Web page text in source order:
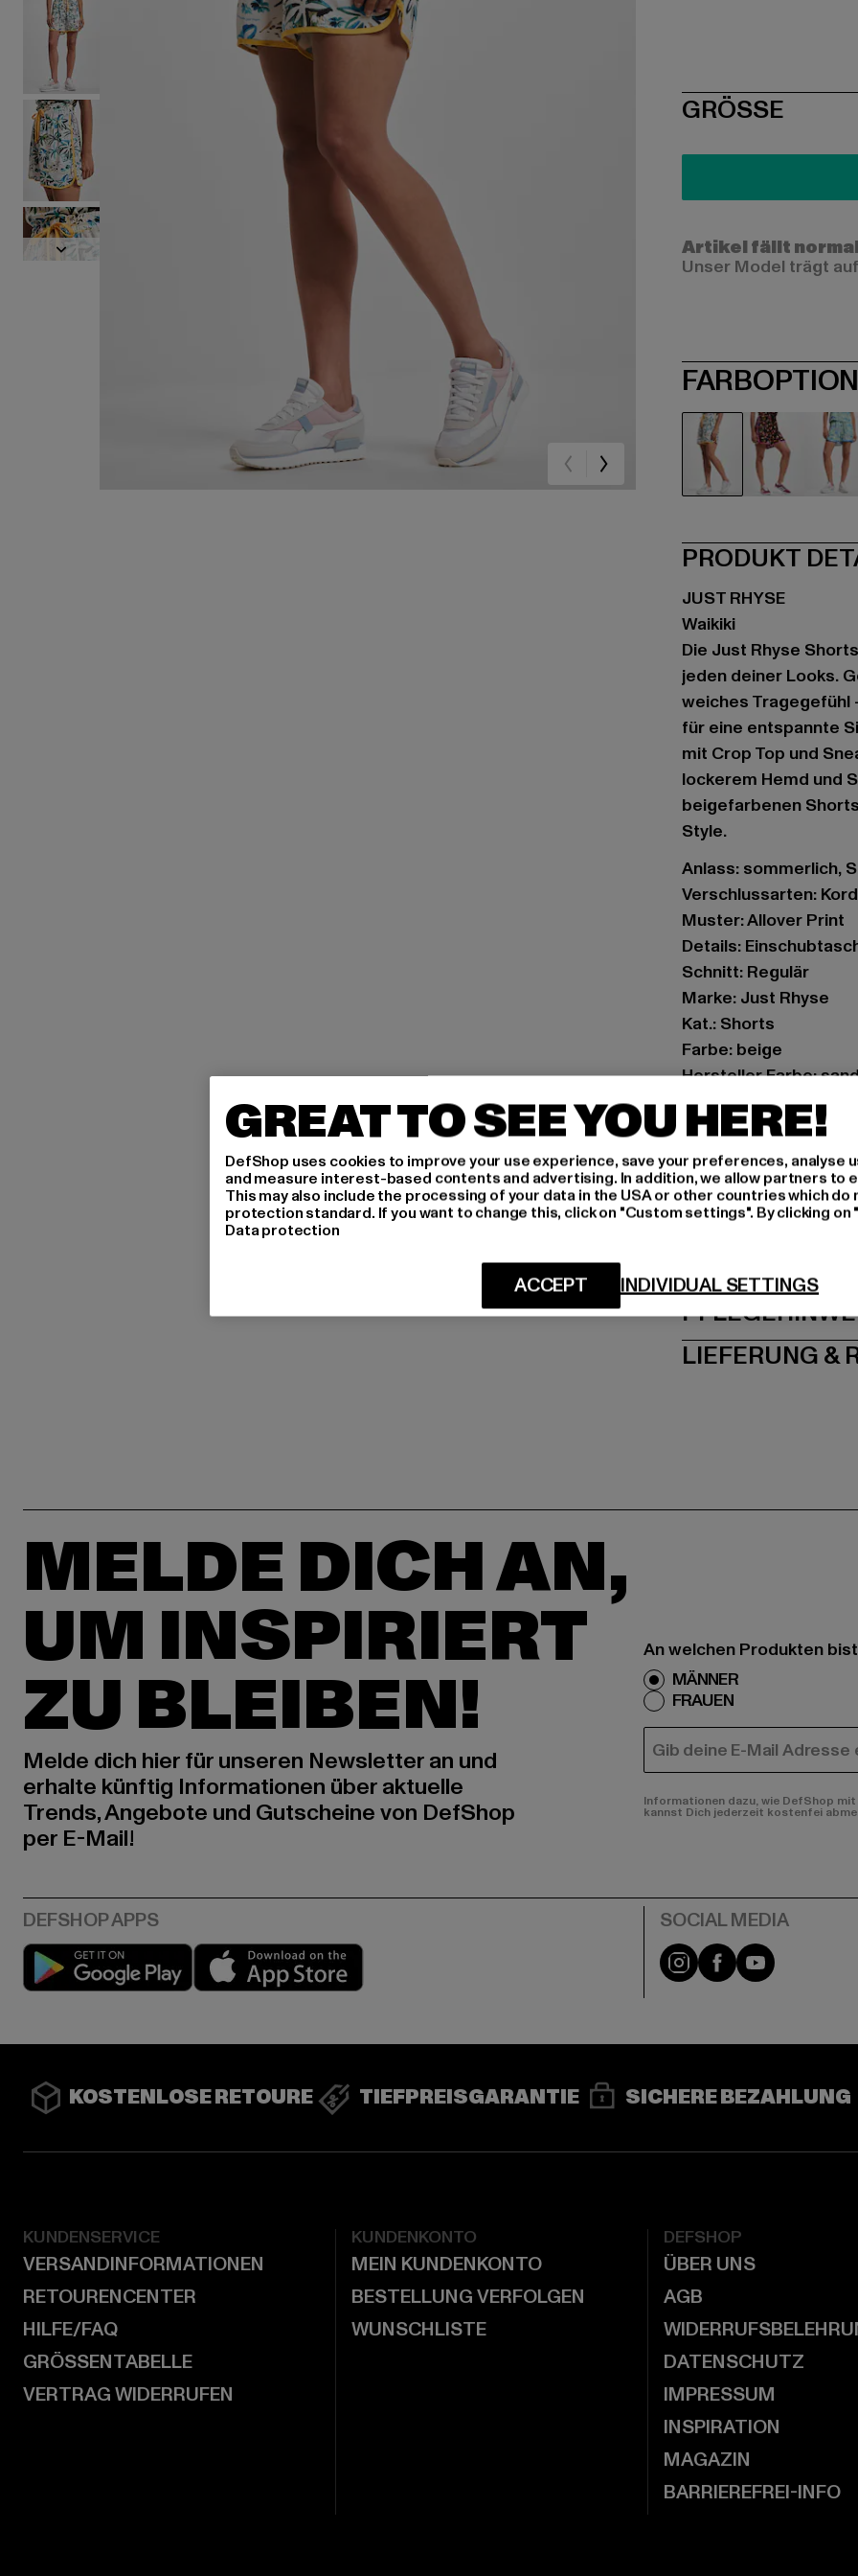
SIZE
GRÖSSE
Artikel fällt
Unser Model trägt
PRODUKT
JUST RHYSE
Waikiki
Die Just Rhyse
jeden deiner Looks.
weiches Tragegefühl
für eine entspannte
mit Crop Top und
lockerem Hemd und
beigefarbenen
Style.
Anlass: sommerlich,
Verschlussarten:
Muster: Allover Print
Details:
Schnitt: Regulär
Marke: Just Rhyse
Kat.: Shorts
Farbe: beige
Hersteller Farbe:
Art.Nr: JLSH213-10102
Hersteller: TB
Dr.-Robert-Murjahn-
GRÖSSE
LIEFERUNG &
MELDE DICH AN,
UM INSPIRIERT
ZU BLEIBEN!
Melde dich hier für unseren Newsletter an und
erhalte künftig Informationen über aktuelle
Trends, Angebote und Gutscheine von DefShop
per E-Mail!
An welchen Produkten
MÄNNER
FRAUEN
E-MAIL
Informationen dazu, wie DefShop
kannst Dich jederzeit kostenfei
Play market Instagram
FacebookYouTube
KOSTENLOSE RETOURE TIEFPREISGARANTIE SICHERE BEZAHLUNG
KUNDENSERVICE
VERSANDINFORMATIONEN
RETOURENCENTER
HILFE/FAQ
GRÖSSENTABELLE
VERTRAG WIDERRUFEN
KUNDENKONTO
MEIN KUNDENKONTO
BESTELLUNG VERFOLGEN
WUNSCHLISTE
DEFSHOP
ÜBER UNS
AGB
DATENSCHUTZ
IMPRESSUM
INSPIRATION
MAGAZIN
BARRIEREFREI-INFO
GREAT TO SEE YOU HERE!
DefShop uses cookies to improve your use experience, save your preferences, analyse
and measure interest-based contents and advertising. In addition, we allow partners to
This may also include the processing of your data in the USA or other countries which do
protection standard. If you want to change this, click on "Custom settings". By clicking
Data protection
INDIVIDUAL SETTINGS
ACCEPT